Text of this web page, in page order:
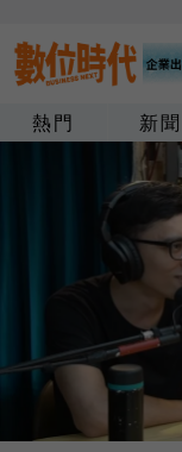
熱門 新聞